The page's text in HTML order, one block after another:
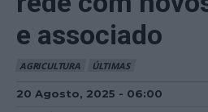
e associado
AGRICULTURA ÚLTIMAS
20 Agosto, 2025 - 06:00